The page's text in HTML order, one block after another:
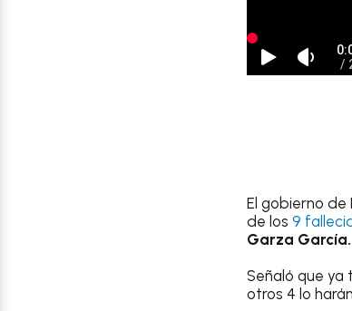
El gobierno de
de los 9
Garza García.
Señaló que ya
otros 4 lo